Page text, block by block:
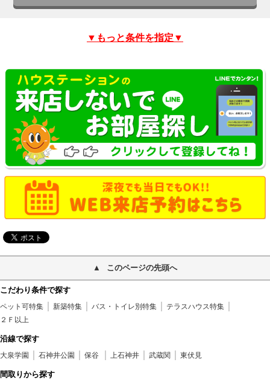
▼もっと条件を指定▼
このページの先頭へ
こだわり条件で探す
ペット可特集 新築特集 バス・トイレ別特集
テラスハウス特集
２Ｆ以上
沿線で探す
大泉学園 石神井公園 保谷 上石神井 武蔵関 東伏見
間取りから探す